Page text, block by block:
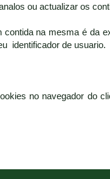
ou actualizar os
na mesma é da
identificador de usuario.
no navegador do